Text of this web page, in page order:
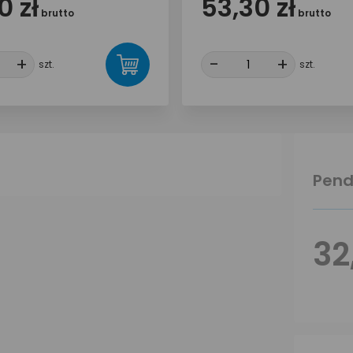
zł brutto
+ +
szt.
53,30 zł brutto
- + +
szt.